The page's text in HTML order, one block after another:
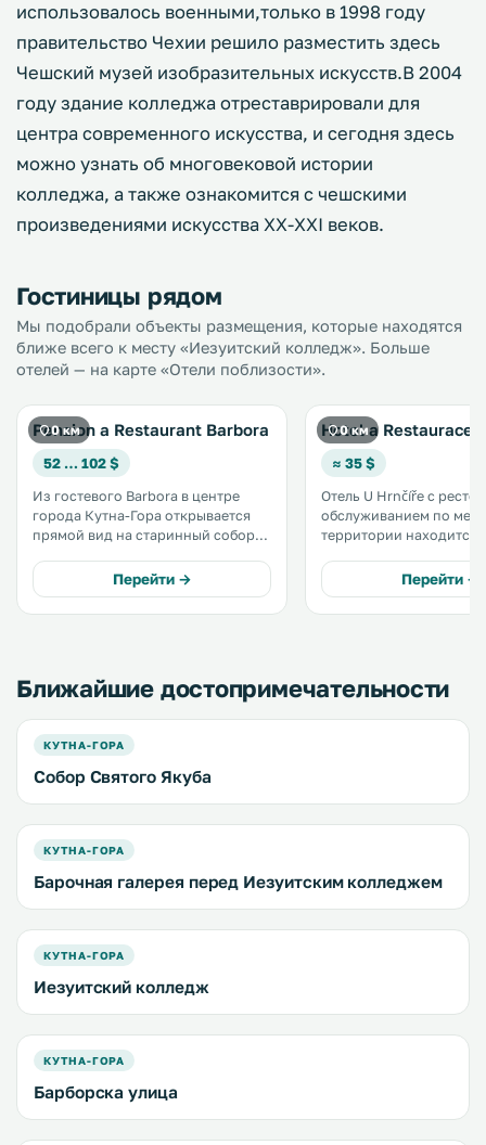
использовалось военными,только в 1998 году
правительство Чехии решило разместить здесь
Чешский музей изобразительных искусств.В 2004
году здание колледжа отреставрировали для
центра современного искусства, и сегодня здесь
можно узнать об многовековой истории
колледжа, а также ознакомится с чешскими
произведениями искусства XX-XXI веков.
Гостиницы рядом
Мы подобрали объекты размещения, которые находятся
ближе всего к месту «Иезуитский колледж». Больше
отелей — на карте «Отели поблизости».
0 км
Penzion a Restaurant Barbora
52 … 102 $
Из гостевого Barbora в центре
города Кутна-Гора открывается
прямой вид на старинный собор
номера с балконом, собственной
ванной комнатой и бесплатным
беспроводным доступом в
Перейти →
0 км
Hotel a Restaurace
≈ 35 $
Отель U Hrnčíře с
обслуживанием по
территории находится
исторического центра
400 метрах от собора
Варвары. К услугам гостей
Перейти →
Ближайшие достопримечательности
КУТНА-ГОРА
Собор Святого Якуба
КУТНА-ГОРА
Барочная галерея перед Иезуитским колледжем
КУТНА-ГОРА
Иезуитский колледж
КУТНА-ГОРА
Барборска улица